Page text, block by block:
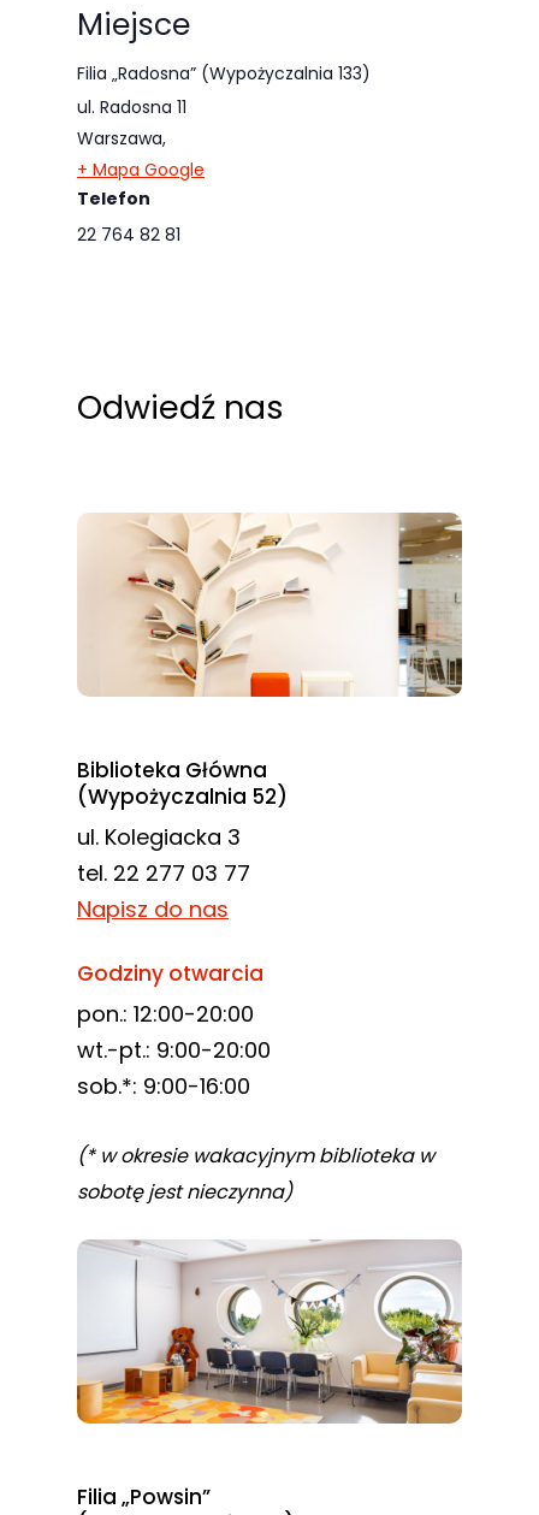
Miejsce
Filia „Radosna” (Wypożyczalnia 133)
ul. Radosna 11
Warszawa,
+ Mapa Google
Telefon
22 764 82 81
Odwiedź nas
Biblioteka Główna
(Wypożyczalnia 52)
ul. Kolegiacka 3
tel. 22 277 03 77
Napisz do nas
Godziny otwarcia
pon.: 12:00-20:00
wt.-pt.: 9:00-20:00
sob.*: 9:00-16:00
(* w okresie wakacyjnym biblioteka w
sobotę jest nieczynna)
Filia „Powsin”
zobaczenie
spersonalizowanych
treści i ofert.